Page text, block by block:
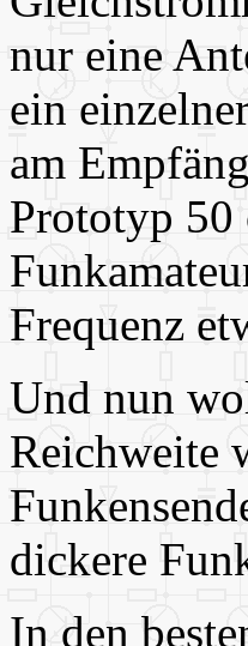
nur eine
ein
am
Prototyp 50
Frequenz
Und nun
Reichweite
dickere
In den